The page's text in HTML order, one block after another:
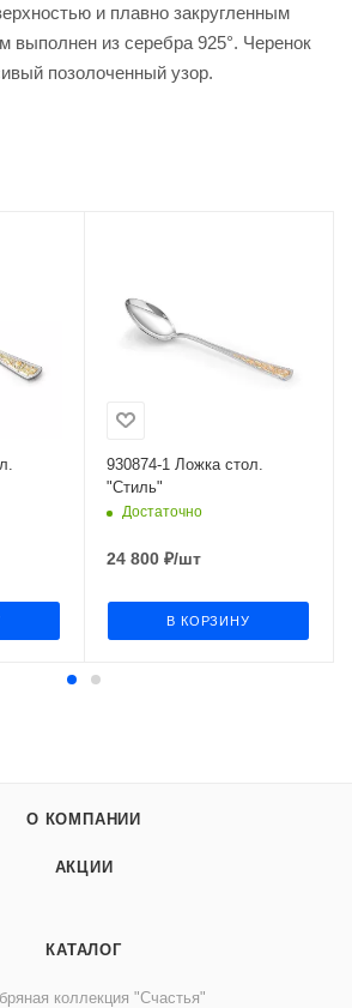
и плавно закругленным
выполнен из серебра 925°. Черенок
позолоченный узор.
930874-1 Ложка стол.
"Стиль"
Достаточно
24 800 ₽/шт
В КОРЗИНУ
О КОМПАНИИ
АКЦИИ
КАТАЛОГ
коллекция "Счастья"